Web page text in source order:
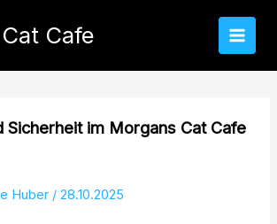
Cafe
Sicherheit im Morgans Cat Cafe
Huber / 28.10.2025